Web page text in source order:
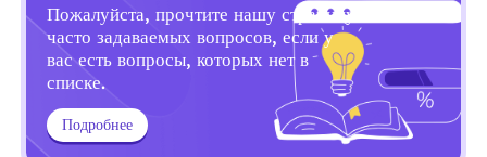
Пожалуйста, прочтите нашу страницу
часто задаваемых вопросов, если у
вас есть вопросы, которых нет в
списке.
Подробнее